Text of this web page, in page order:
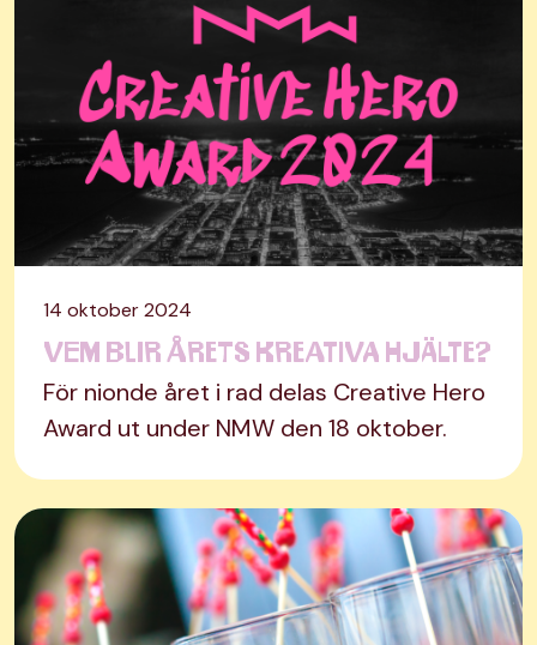
14 oktober 2024
Vem blir årets kreativa hjälte?
För nionde året i rad delas Creative Hero
Award ut under NMW den 18 oktober.